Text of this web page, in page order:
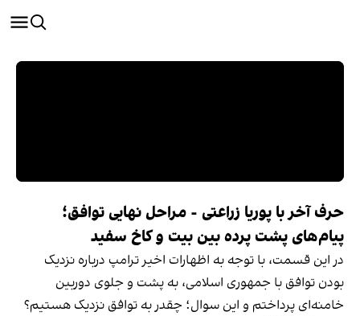
حرف آخر با پوریا زراعتی - مراحل نهایی توافق؛
پیام‌های پشت پرده بین بیت و کاخ سفید
در این قسمت، با توجه به اظهارات اخیر ترامپ درباره نزدیک
بودن توافق با جمهوری اسلامی، به پشت و جلوی دوربین
خامنه‌ای پرداختم و این سوال؛ چقدر به توافق نزدیک هستیم؟